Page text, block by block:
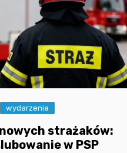
wydarzenia
strażaków:
w PSP